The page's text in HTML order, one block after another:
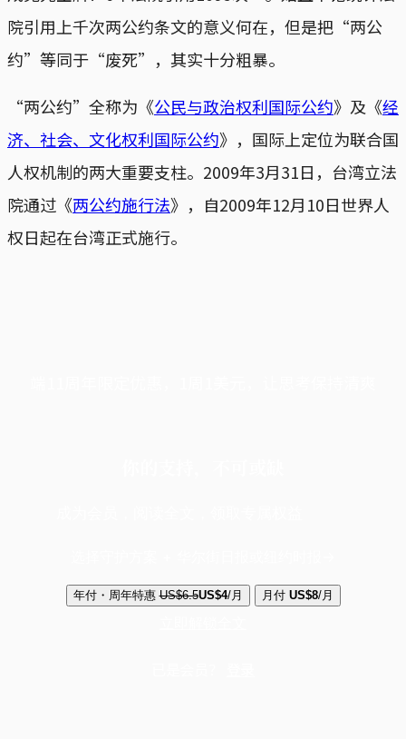
院引用上千次两公约条文的意义何在，但是把“两公
约”等同于“废死”，其实十分粗暴。
“两公约”全称为《公民与政治权利国际公约》及《经
济、社会、文化权利国际公约》，国际上定位为联合国
人权机制的两大重要支柱。2009年3月31日，台湾立法
院通过《两公约施行法》，自2009年12月10日世界人
权日起在台湾正式施行。
年付・周年特惠 US$6.5US$4/月 月付 US$8/月